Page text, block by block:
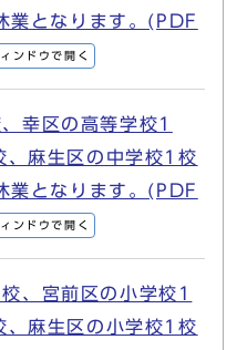
となります。(PDF
ンドウで開く
幸区の高等学校1
、麻生区の中学校1校
となります。(PDF
ンドウで開く
、宮前区の小学校1
、麻生区の小学校1校